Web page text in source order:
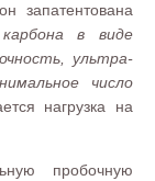
запатентована
карбона в виде
ультра-
число
нагрузка на
пробочную